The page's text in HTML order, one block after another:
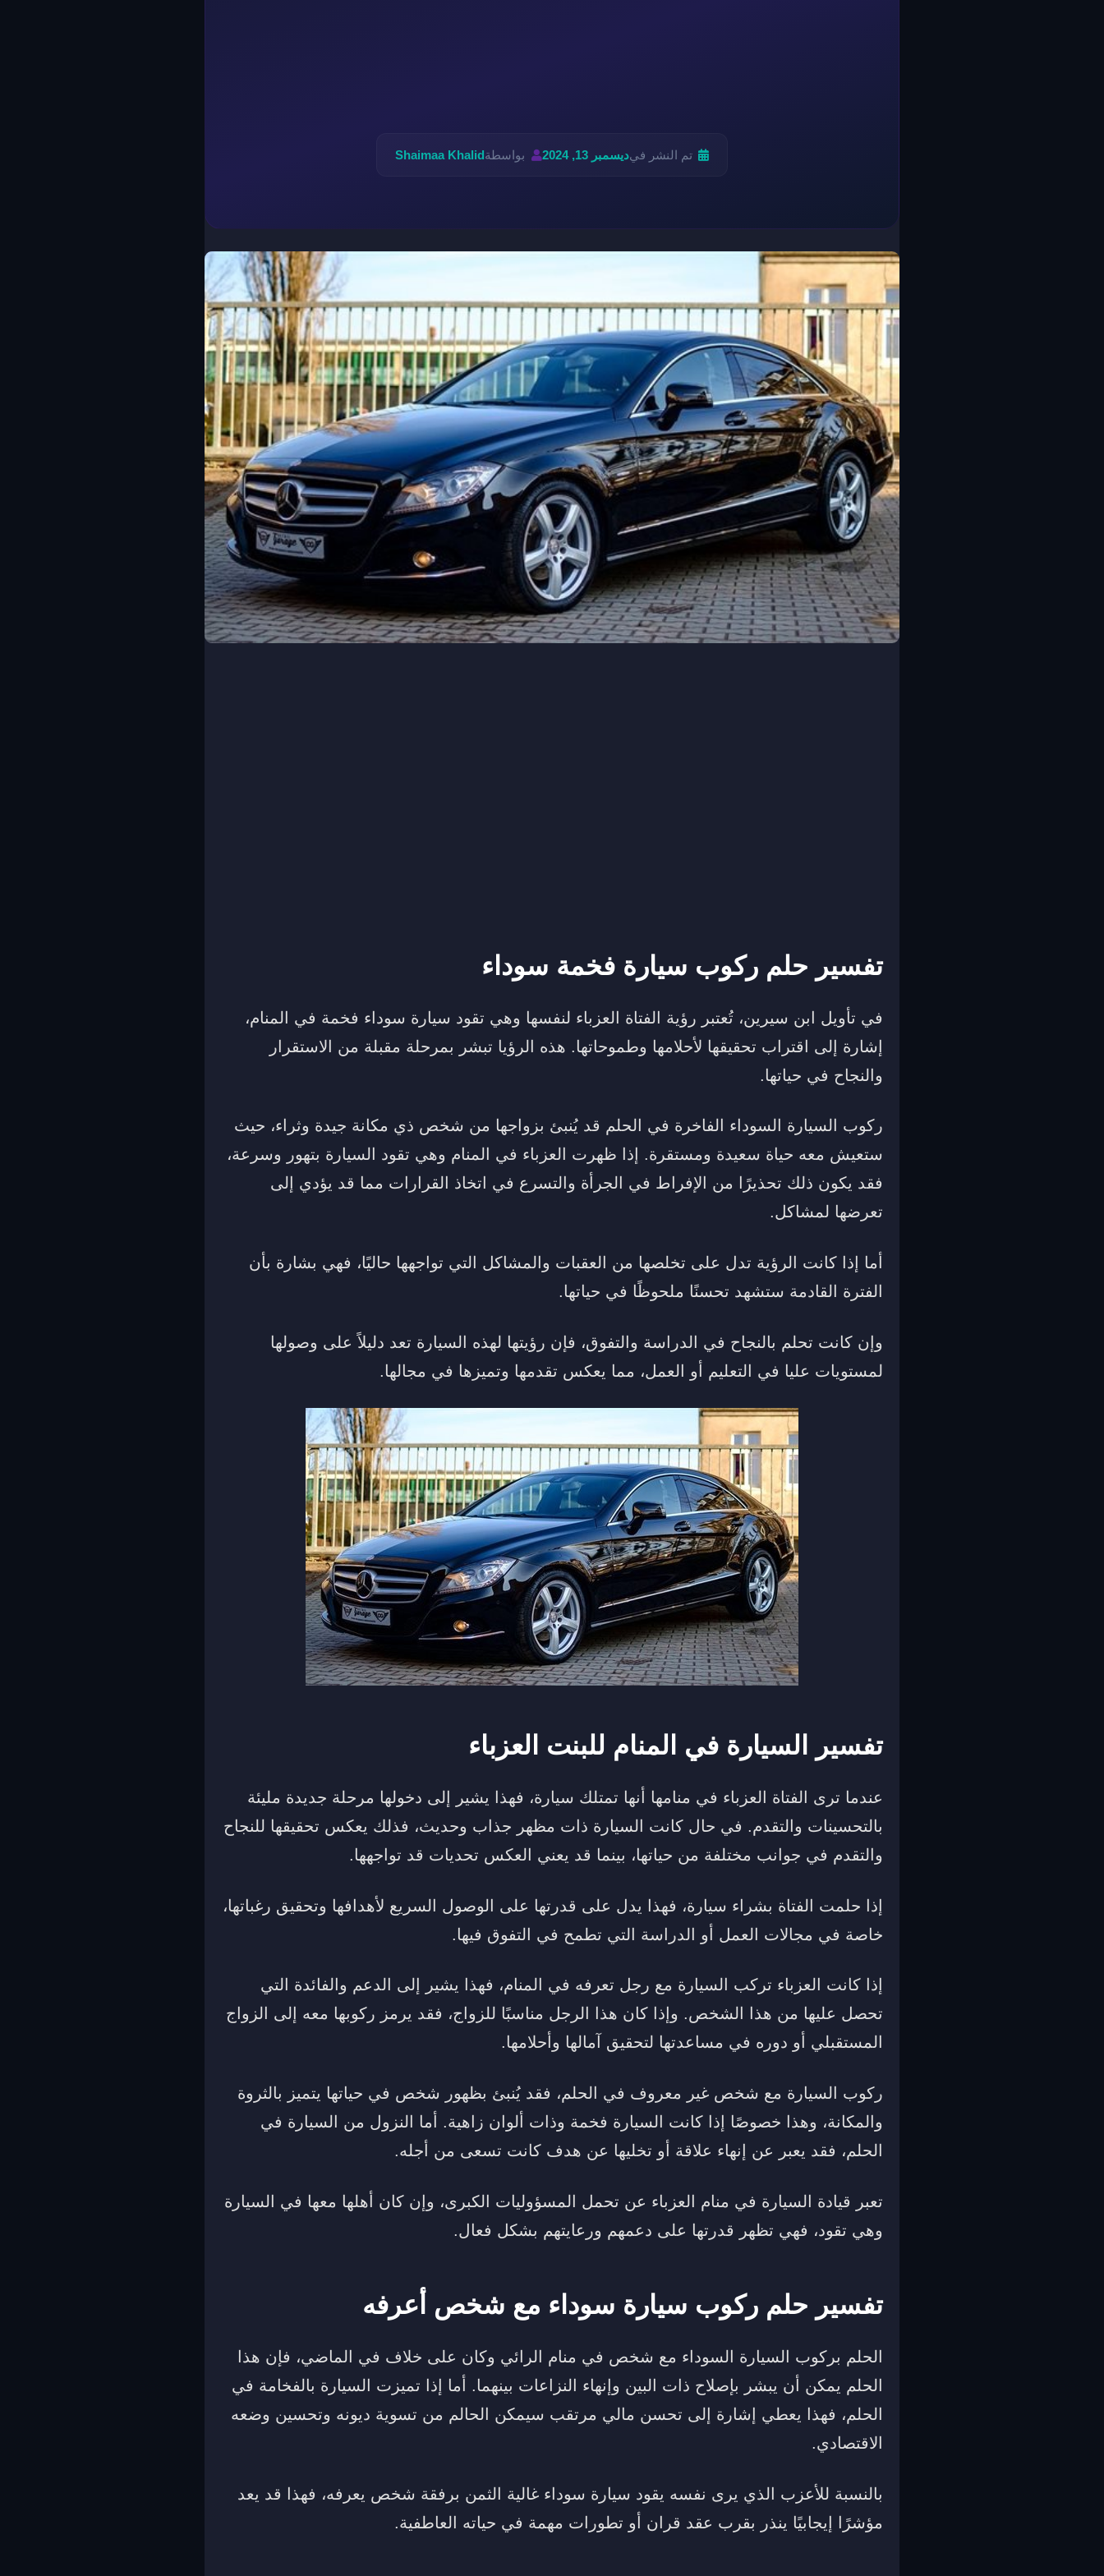
تم النشر فيديسمبر 13, 2024 بواسطةShaimaa Khalid
تفسير حلم ركوب سيارة فخمة سوداء
في تأويل ابن سيرين، تُعتبر رؤية الفتاة العزباء لنفسها وهي تقود سيارة سوداء فخمة في المنام،
إشارة إلى اقتراب تحقيقها لأحلامها وطموحاتها. هذه الرؤيا تبشر بمرحلة مقبلة من الاستقرار
والنجاح في حياتها.
ركوب السيارة السوداء الفاخرة في الحلم قد يُنبئ بزواجها من شخص ذي مكانة جيدة وثراء، حيث
ستعيش معه حياة سعيدة ومستقرة. إذا ظهرت العزباء في المنام وهي تقود السيارة بتهور وسرعة،
فقد يكون ذلك تحذيرًا من الإفراط في الجرأة والتسرع في اتخاذ القرارات مما قد يؤدي إلى
تعرضها لمشاكل.
أما إذا كانت الرؤية تدل على تخلصها من العقبات والمشاكل التي تواجهها حاليًا، فهي بشارة بأن
الفترة القادمة ستشهد تحسنًا ملحوظًا في حياتها.
وإن كانت تحلم بالنجاح في الدراسة والتفوق، فإن رؤيتها لهذه السيارة تعد دليلاً على وصولها
لمستويات عليا في التعليم أو العمل، مما يعكس تقدمها وتميزها في مجالها.
تفسير السيارة في المنام للبنت العزباء
عندما ترى الفتاة العزباء في منامها أنها تمتلك سيارة، فهذا يشير إلى دخولها مرحلة جديدة مليئة
بالتحسينات والتقدم. في حال كانت السيارة ذات مظهر جذاب وحديث، فذلك يعكس تحقيقها للنجاح
والتقدم في جوانب مختلفة من حياتها، بينما قد يعني العكس تحديات قد تواجهها.
إذا حلمت الفتاة بشراء سيارة، فهذا يدل على قدرتها على الوصول السريع لأهدافها وتحقيق رغباتها،
خاصة في مجالات العمل أو الدراسة التي تطمح في التفوق فيها.
إذا كانت العزباء تركب السيارة مع رجل تعرفه في المنام، فهذا يشير إلى الدعم والفائدة التي
تحصل عليها من هذا الشخص. وإذا كان هذا الرجل مناسبًا للزواج، فقد يرمز ركوبها معه إلى الزواج
المستقبلي أو دوره في مساعدتها لتحقيق آمالها وأحلامها.
ركوب السيارة مع شخص غير معروف في الحلم، فقد يُنبئ بظهور شخص في حياتها يتميز بالثروة
والمكانة، وهذا خصوصًا إذا كانت السيارة فخمة وذات ألوان زاهية. أما النزول من السيارة في
الحلم، فقد يعبر عن إنهاء علاقة أو تخليها عن هدف كانت تسعى من أجله.
تعبر قيادة السيارة في منام العزباء عن تحمل المسؤوليات الكبرى، وإن كان أهلها معها في السيارة
وهي تقود، فهي تظهر قدرتها على دعمهم ورعايتهم بشكل فعال.
تفسير حلم ركوب سيارة سوداء مع شخص أعرفه
الحلم بركوب السيارة السوداء مع شخص في منام الرائي وكان على خلاف في الماضي، فإن هذا
الحلم يمكن أن يبشر بإصلاح ذات البين وإنهاء النزاعات بينهما. أما إذا تميزت السيارة بالفخامة في
الحلم، فهذا يعطي إشارة إلى تحسن مالي مرتقب سيمكن الحالم من تسوية ديونه وتحسين وضعه
الاقتصادي.
بالنسبة للأعزب الذي يرى نفسه يقود سيارة سوداء غالية الثمن برفقة شخص يعرفه، فهذا قد يعد
مؤشرًا إيجابيًا ينذر بقرب عقد قران أو تطورات مهمة في حياته العاطفية.